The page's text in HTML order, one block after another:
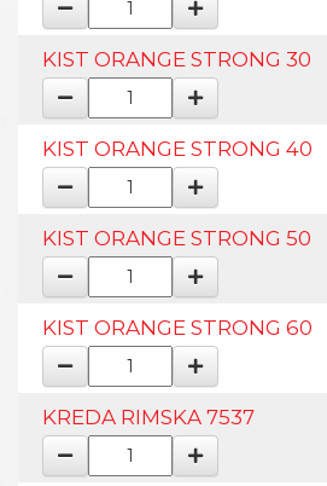
KIST ORANGE STRONG 30
KIST ORANGE STRONG 40
KIST ORANGE STRONG 50
KIST ORANGE STRONG 60
KREDA RIMSKA 7537